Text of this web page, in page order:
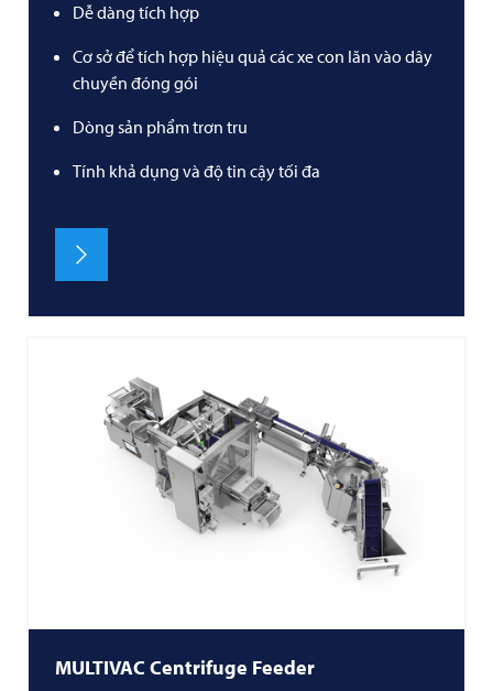
Dễ dàng tích hợp
Cơ sở để tích hợp hiệu quả các xe con lăn vào dây
chuyền đóng gói
Dòng sản phẩm trơn tru
Tính khả dụng và độ tin cậy tối đa
MULTIVAC Centrifuge Feeder